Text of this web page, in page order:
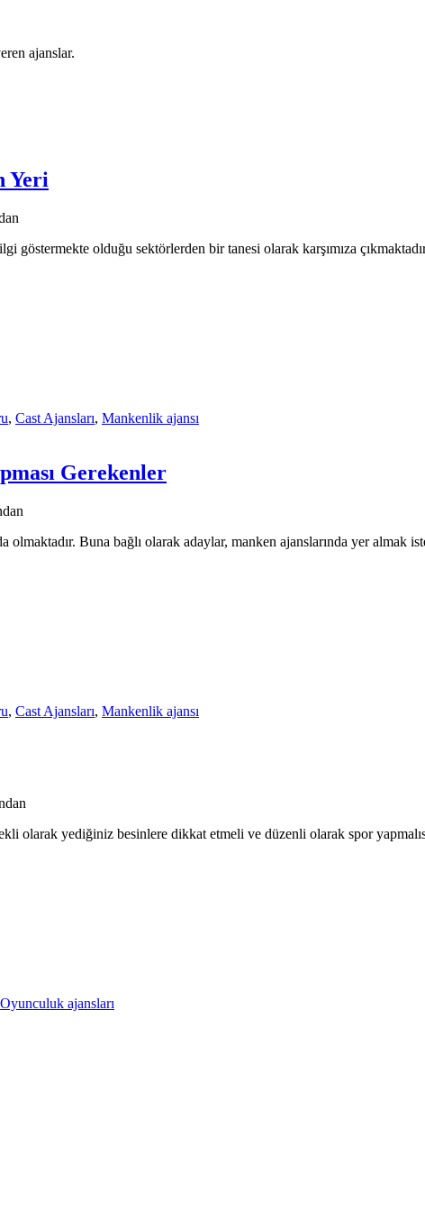
ajanslar.
Yeri
göstermekte olduğu sektörlerden bir tanesi olarak karşımıza
, Cast Ajansları, Mankenlik ajansı
Gerekenler
olmaktadır. Buna bağlı olarak adaylar, manken ajanslarında yer almak
, Cast Ajansları, Mankenlik ajansı
olarak yediğiniz besinlere dikkat etmeli ve düzenli olarak spor
Oyunculuk ajansları